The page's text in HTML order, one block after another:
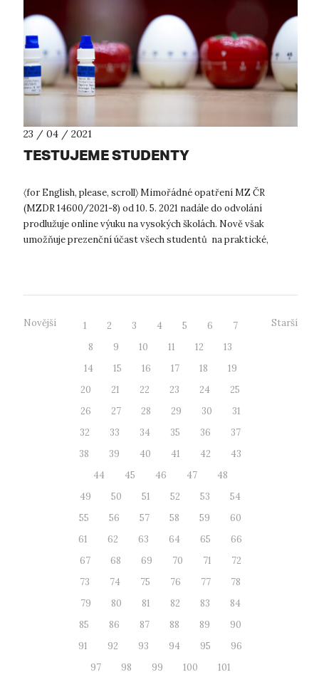
23 / 04 / 2021
TESTUJEME STUDENTY
〈for English, please, scroll〉 Mimořádné opatření MZ ČR
(MZDR 14600/2021-8) od 10. 5. 2021 nadále do odvolání
prodlužuje online výuku na vysokých školách. Nově však
umožňuje prezenční účast všech studentů na praktické,
Novější 1 2 3 4 5 6
7
8
9 10 11 12
13
14
15 16 17 18
19
20
21 22 23 24
25
26
27 28 29 30
31
32
33 34 35 36
37
38
39 40 41 42
43
44
45 46 47
48
49
50 51 52 53
54
55
56 57 58 59
60
61
62 63 64 65
66
67
68 69 70 71
72
73
74 75 76 77
78
79
80 81 82 83
84
85
86 87 88 89
90
91
92 93 94 95
96
97
98 99 100
101
Starší